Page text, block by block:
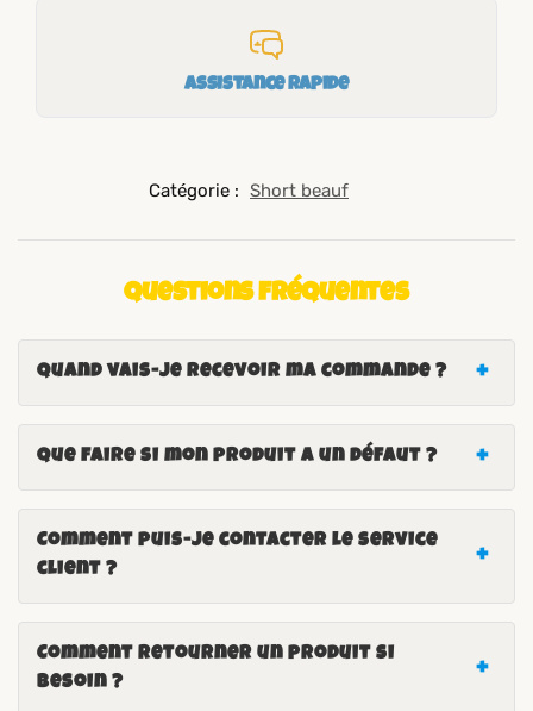
Assistance rapide
Catégorie : Short beauf
Questions fréquentes
Quand vais-je recevoir ma commande ?
Que faire si mon produit a un défaut ?
Comment puis-je contacter le service
client ?
Comment retourner un produit si
besoin ?